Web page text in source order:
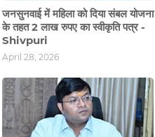
जनसुनवाई में महिला को दिया संबल योजना
के तहत 2 लाख रुपए का स्वीकृति पत्र -
Shivpuri
April 28, 2026